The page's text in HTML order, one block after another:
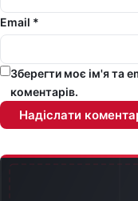
Email *
Зберегти моє ім'я та
коментарів.